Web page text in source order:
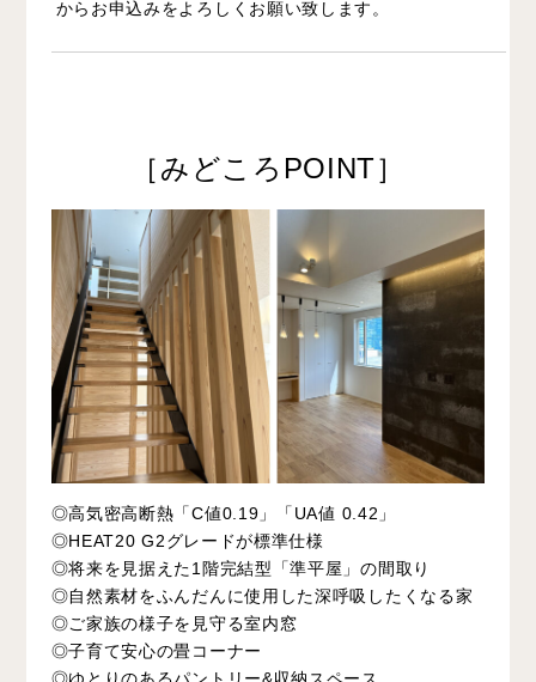
からお申込みをよろしくお願い致します。
［みどころPOINT］
◎高気密高断熱「C値0.19」「UA値 0.42」
◎HEAT20 G2グレードが標準仕様
◎将来を見据えた1階完結型「準平屋」の間取り
◎自然素材をふんだんに使用した深呼吸したくなる家
◎ご家族の様子を見守る室内窓
◎子育て安心の畳コーナー